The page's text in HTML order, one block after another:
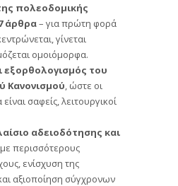
πολεοδομικής
άρθρα– για πρώτη φορά
γίνεται
ομοιόμορφα.
εξορθολογισμός του
Κανονισμού , ώστε οι
σαφείς, λειτουργικοί
αδειοδότησης και
, με περισσότερους
ενίσχυση της
αξιοποίηση σύγχρονων